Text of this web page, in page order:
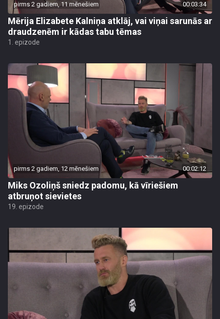
pirms 2 gadiem, 11 mēnešiem 00:03:34
Mērija Elizabete Kalniņa atklāj, vai viņai sarunās ar
draudzenēm ir kādas tabu tēmas
1. epizode
pirms 2 gadiem, 12 mēnešiem 00:02:12
Miks Ozoliņš sniedz padomu, kā vīriešiem
atbruņot sievietes
19. epizode